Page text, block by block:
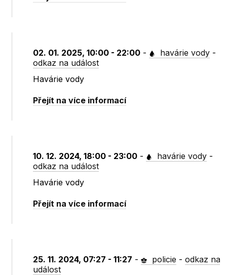
02. 01. 2025, 10:00 - 22:00 - havárie vody -
odkaz na událost
Havárie vody
Přejít na více informací
10. 12. 2024, 18:00 - 23:00 - havárie vody -
odkaz na událost
Havárie vody
Přejít na více informací
25. 11. 2024, 07:27 - 11:27 - policie -odkaz na
událost